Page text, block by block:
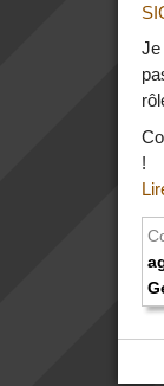
Je
!